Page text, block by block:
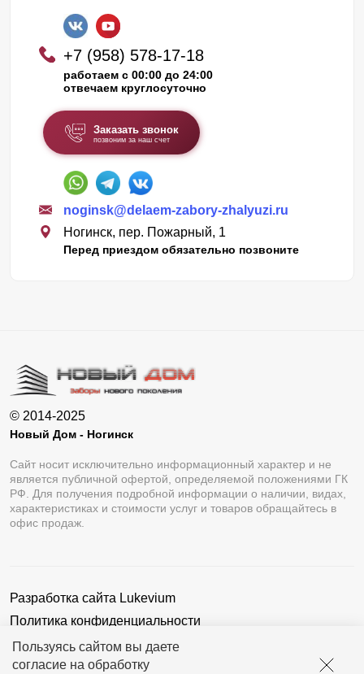
Пользуясь сайтом вы даете
согласие на обработку
+7 (958) 578-17-18
работаем с 00:00 до 24:00
отвечаем круглосуточно
Заказать звонок
позвоним за наш счет
noginsk@delaem-zabory-zhalyuzi.ru
Ногинск, пер. Пожарный, 1
Перед приездом обязательно позвоните
© 2014-2025
Новый Дом - Ногинск
Сайт носит исключительно информационный характер и не
является публичной офертой, определяемой положениями ГК
РФ. Для получения подробной информации о наличии, видах,
характеристиках и стоимости услуг и товаров обращайтесь в
офис продаж.
Разработка сайта Lukevium
Политика конфиденциальности
Пользовательское соглашение